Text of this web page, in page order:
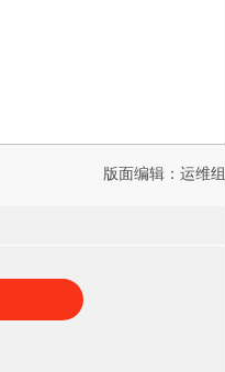
版面编辑：运维组